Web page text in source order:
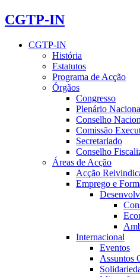
CGTP-IN
CGTP-IN
História
Estatutos
Programa de Acção
Órgãos
Congresso
Plenário
Conselho
Comissão
Secretariado
Conselho
Áreas de Acção
Acção
Emprego e
Internacional
Eventos
Assuntos